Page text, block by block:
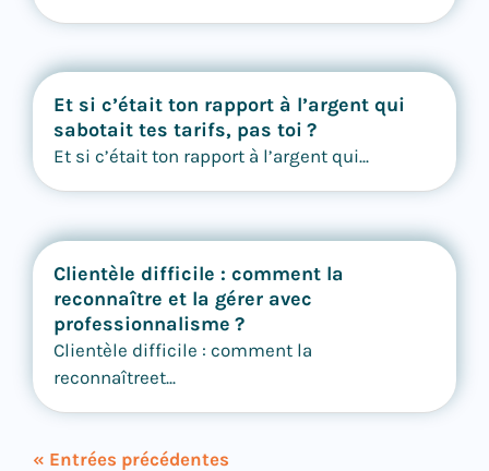
Et si c’était ton rapport à l’argent qui
sabotait tes tarifs, pas toi ?
Et si c’était ton rapport à l’argent qui...
Clientèle difficile : comment la
reconnaître et la gérer avec
professionnalisme ?
Clientèle difficile : comment la
reconnaîtreet...
« Entrées précédentes